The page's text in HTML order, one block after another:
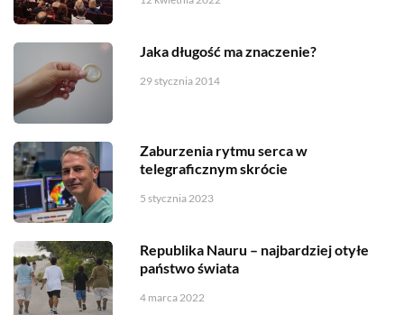
Jaka długość ma znaczenie?
29 stycznia 2014
Zaburzenia rytmu serca w
telegraficznym skrócie
5 stycznia 2023
Republika Nauru – najbardziej otyłe
państwo świata
4 marca 2022